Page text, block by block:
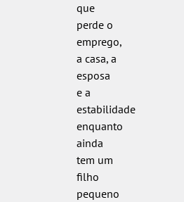
que
perde o
emprego,
a casa, a
esposa
e a
estabilidade
enquanto
ainda
tem um
filho
pequeno